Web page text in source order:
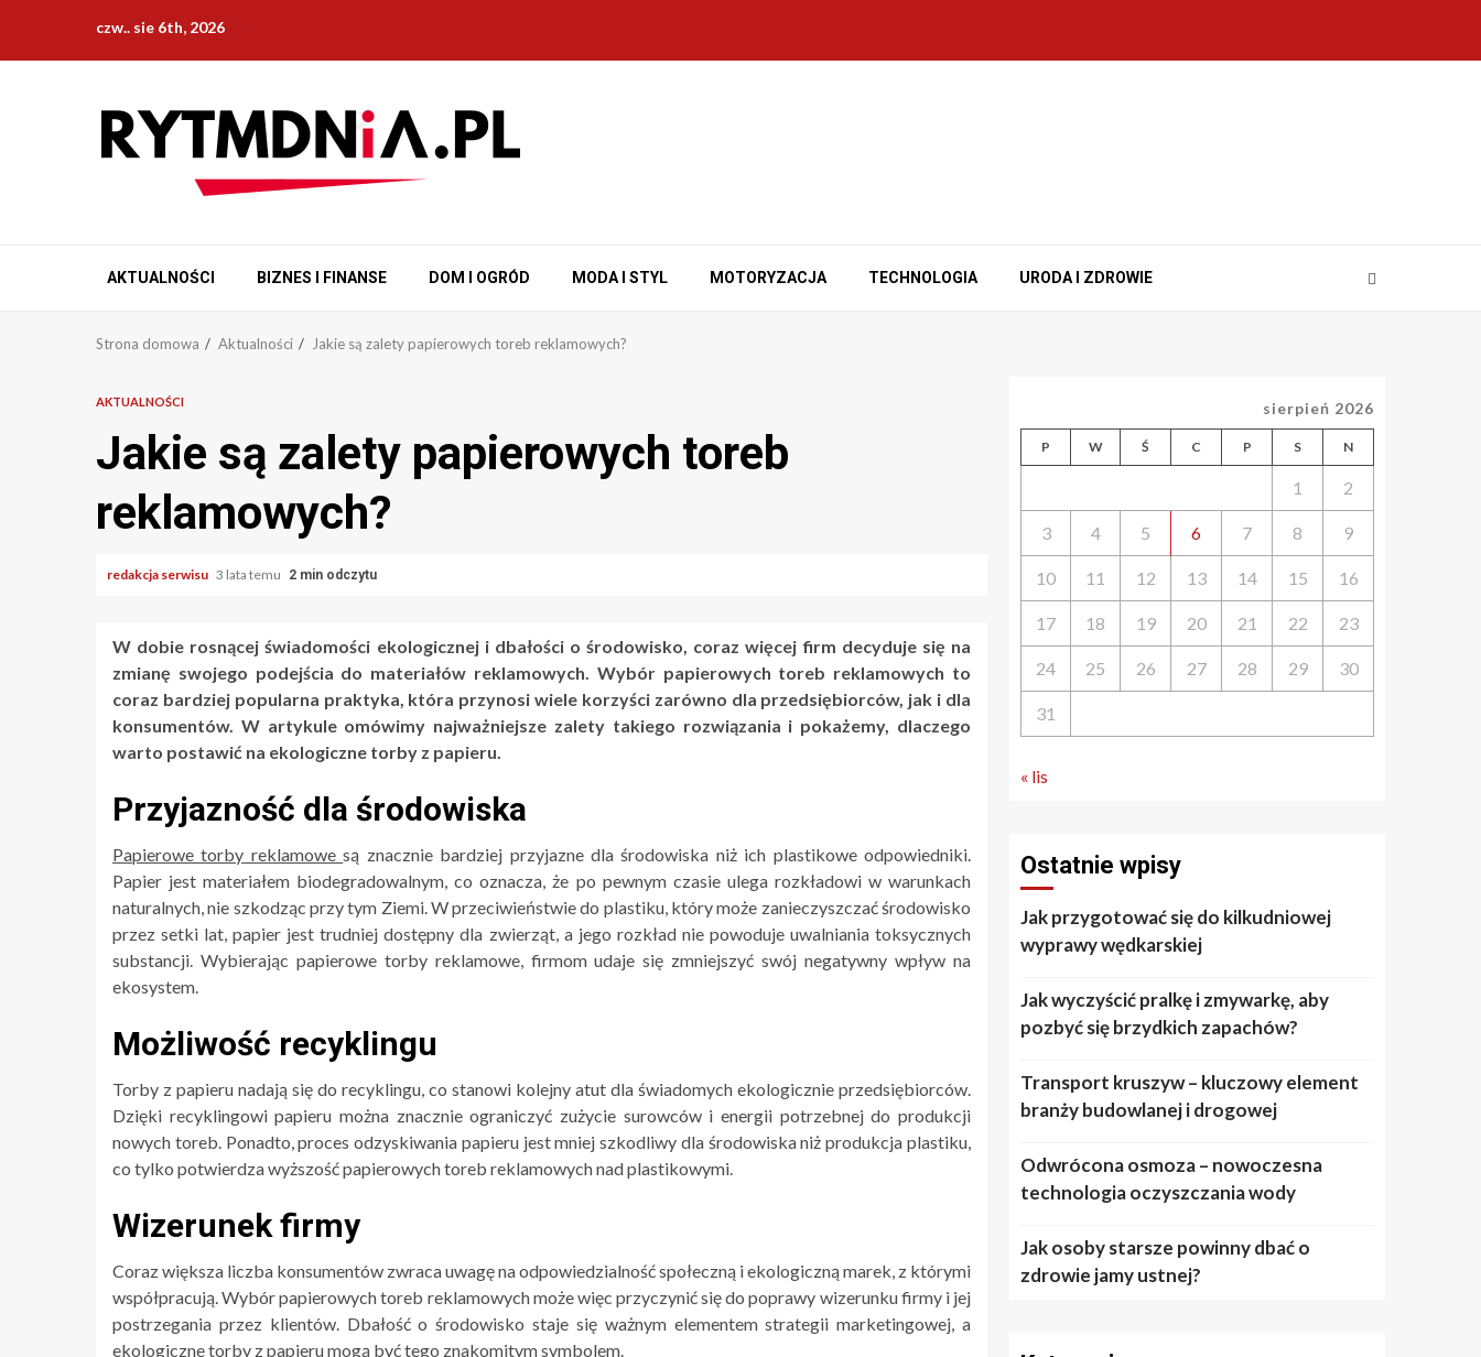
treści
czw.. sie 6th, 2026
AKTUALNOŚCI BIZNES I FINANSE DOM I OGRÓD MODA I STYL MOTORYZACJA TECHNOLOGIA URODA I ZDROWIE
Strona domowa Aktualności Jakie są zalety papierowych toreb reklamowych?
AKTUALNOŚCI
Jakie są zalety papierowych toreb
reklamowych?
redakcja serwisu 3 lata temu 2 min odczytu
W dobie rosnącej świadomości ekologicznej i dbałości o środowisko, coraz więcej firm decyduje się na
zmianę swojego podejścia do materiałów reklamowych. Wybór papierowych toreb reklamowych to
coraz bardziej popularna praktyka, która przynosi wiele korzyści zarówno dla przedsiębiorców, jak i dla
konsumentów. W artykule omówimy najważniejsze zalety takiego rozwiązania i pokażemy, dlaczego
warto postawić na ekologiczne torby z papieru.
Przyjazność dla środowiska
Papierowe torby reklamowesą znacznie bardziej przyjazne dla środowiska niż ich plastikowe odpowiedniki.
Papier jest materiałem biodegradowalnym, co oznacza, że po pewnym czasie ulega rozkładowi w warunkach
naturalnych, nie szkodząc przy tym Ziemi. W przeciwieństwie do plastiku, który może zanieczyszczać środowisko
przez setki lat, papier jest trudniej dostępny dla zwierząt, a jego rozkład nie powoduje uwalniania toksycznych
substancji. Wybierając papierowe torby reklamowe, firmom udaje się zmniejszyć swój negatywny wpływ na
ekosystem.
Możliwość recyklingu
Torby z papieru nadają się do recyklingu, co stanowi kolejny atut dla świadomych ekologicznie przedsiębiorców.
Dzięki recyklingowi papieru można znacznie ograniczyć zużycie surowców i energii potrzebnej do produkcji
nowych toreb. Ponadto, proces odzyskiwania papieru jest mniej szkodliwy dla środowiska niż produkcja plastiku,
co tylko potwierdza wyższość papierowych toreb reklamowych nad plastikowymi.
Wizerunek firmy
Coraz większa liczba konsumentów zwraca uwagę na odpowiedzialność społeczną i ekologiczną marek, z którymi
współpracują. Wybór papierowych toreb reklamowych może więc przyczynić się do poprawy wizerunku firmy i jej
postrzegania przez klientów. Dbałość o środowisko staje się ważnym elementem strategii marketingowej, a
ekologiczne torby z papieru mogą być tego znakomitym symbolem.
sierpień 2026
P W Ś C P S N
1 2
3 4 5 6 7 8 9
10 11 12 13 14 15 16
17 18 19 20 21 22 23
24 25 26 27 28 29 30
31
« lis
Ostatnie wpisy
Jak przygotować się do kilkudniowej
wyprawy wędkarskiej
Jak wyczyścić pralkę i zmywarkę, aby
pozbyć się brzydkich zapachów?
Transport kruszyw – kluczowy element
branży budowlanej i drogowej
Odwrócona osmoza – nowoczesna
technologia oczyszczania wody
Jak osoby starsze powinny dbać o
zdrowie jamy ustnej?